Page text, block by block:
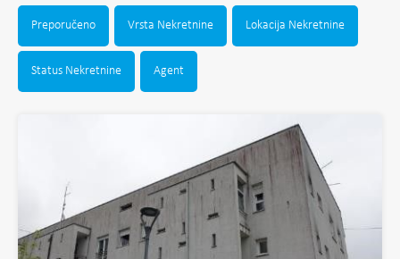
Preporučeno Vrsta Nekretnine Lokacija Nekretnine
Status Nekretnine Agent